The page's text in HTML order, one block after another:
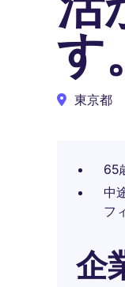
す。
東京都
65
中
フ
企